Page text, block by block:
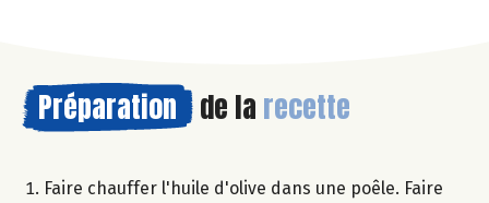
Préparation de la recette
Faire chauffer l'huile d'olive dans une poêle. Faire